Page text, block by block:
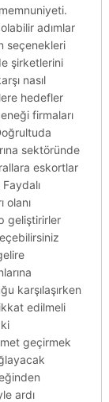
adımlar
seçenekleri
şirketlerini
nasıl
hedefler
firmaları
sektöründe
eskortlar
olanı
geliştirirler
karşılaşırken
edilmeli
geçirmek
ardı